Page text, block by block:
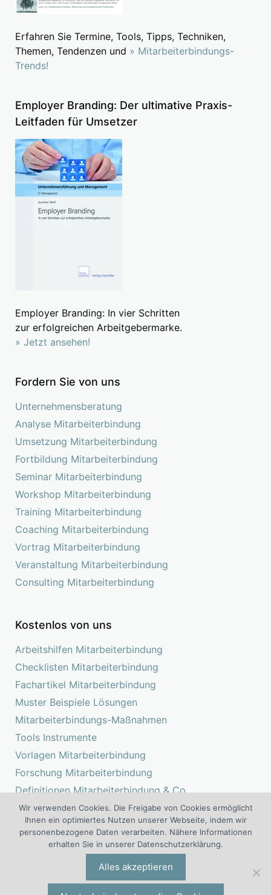
Erfahren Sie Termine, Tools, Tipps, Techniken,
Themen, Tendenzen und » Mitarbeiterbindungs-
Trends!
Employer Branding: Der ultimative Praxis-
Leitfaden für Umsetzer
Employer Branding: In vier Schritten
zur erfolgreichen Arbeitgebermarke.
» Jetzt ansehen!
Fordern Sie von uns
Unternehmensberatung
Analyse Mitarbeiterbindung
Umsetzung Mitarbeiterbindung
Fortbildung Mitarbeiterbindung
Seminar Mitarbeiterbindung
Workshop Mitarbeiterbindung
Training Mitarbeiterbindung
Coaching Mitarbeiterbindung
Vortrag Mitarbeiterbindung
Veranstaltung Mitarbeiterbindung
Consulting Mitarbeiterbindung
Kostenlos von uns
Arbeitshilfen Mitarbeiterbindung
Checklisten Mitarbeiterbindung
Fachartikel Mitarbeiterbindung
Muster Beispiele Lösungen
Mitarbeiterbindungs-Maßnahmen
Tools Instrumente
Vorlagen Mitarbeiterbindung
Forschung Mitarbeiterbindung
Definitionen Mitarbeiterbindung & Co.
Studien Mitarbeiterbindung
Das Kompetenz Center Mitarbeiterbindung ist ein Projekt der I.O.
Unternehmensberatungsgruppe | Engelsstraße 6 |
42283 Wuppertal | Deutschland | Tel. +49 (0)202 277 5000 |
Wir verwenden Cookies. Die Freigabe von Cookies ermöglicht
Ihnen ein optimiertes Nutzen unserer Webseite, indem wir
personenbezogene Daten verarbeiten. Nähere Informationen
erhalten Sie in unserer Datenschutzerklärung.
Alles akzeptieren